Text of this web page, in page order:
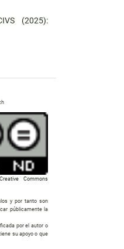
(2025):
Creative Commons
y por tanto son
públicamente la
por el autor o
su apoyo o que